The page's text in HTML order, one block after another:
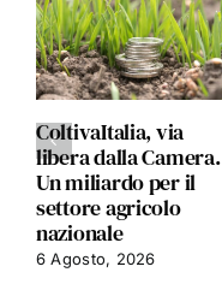
ColtivaItalia, via
libera dalla Camera.
Un miliardo per il
settore agricolo
nazionale
6 Agosto, 2026